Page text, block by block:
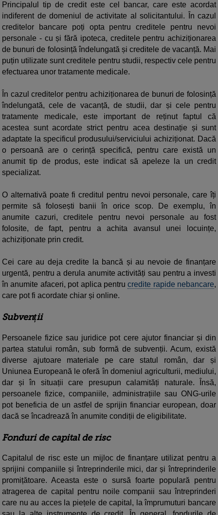
Principalul tip de credit este cel bancar, care este acordat
indiferent de domeniul de activitate al solicitantului. În cazul
creditelor bancare poți opta pentru creditele pentru nevoi
personale - cu și fără ipoteca, creditele pentru achiziționarea
de bunuri de folosință îndelungată și creditele de vacanță. Mai
puțin utilizate sunt creditele pentru studii, respectiv cele pentru
efectuarea unor tratamente medicale.
În cazul creditelor pentru achiziționarea de bunuri de folosință
îndelungată, cele de vacanță, de studii, dar și cele pentru
tratamente medicale, este important de reținut faptul că
acestea sunt acordate strict pentru acea destinație și sunt
adaptate la specificul produsului/serviciului achiziționat. Dacă
o persoană are o cerință specifică, pentru care există un
anumit tip de produs, este indicat să apeleze la un credit
specializat.
O alternativă poate fi creditul pentru nevoi personale, care îți
permite să folosești banii în orice scop. De exemplu, în
anumite cazuri, creditele pentru nevoi personale au fost
folosite, de fapt, pentru a achita avansul unei locuințe,
achiziționate prin credit.
Cei care au deja credite la bancă și au nevoie de finanțare
urgentă, pentru a derula anumite activități sau pentru a investi
în anumite afaceri, pot aplica pentrucredite rapide nebancare,
care pot fi acordate chiar și online.
Subvenții
Persoanele fizice sau juridice pot cere ajutor financiar și din
partea statului român, sub formă de subvenții. Acum, există
diverse ajutoare materiale pe care statul român, dar și
Uniunea Europeană le oferă în domeniul agriculturii, mediului,
dar și în situații care presupun calamități naturale. Însă,
persoanele fizice, companiile, administrațiile sau ONG-urile
pot beneficia de un astfel de sprijin financiar european, doar
dacă se încadrează în anumite condiții de eligibilitate.
Fonduri de capital de risc
Capitalul de risc este un mijloc de finanțare utilizat pentru a
sprijini companiile și întreprinderile mici, dar și întreprinderile
promițătoare. Aceasta este o sursă foarte populară pentru
atragerea de capital pentru noile companii sau întreprinderi
care nu au acces la piețele de capital, la împrumuturi bancare